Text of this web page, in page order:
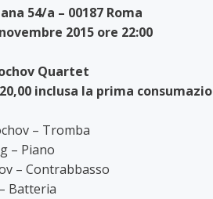
54/a – 00187 Roma
2015 ore 22:00
Quartet
inclusa la prima
– Tromba
– Piano
– Contrabbasso
Batteria